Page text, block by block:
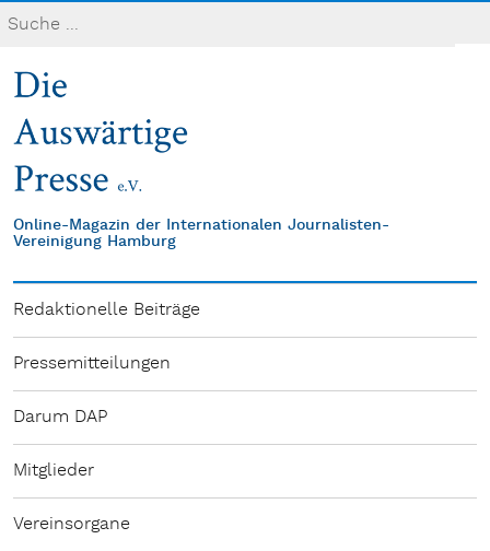
Online-Magazin der Internationalen Journalisten-
Vereinigung Hamburg
Redaktionelle Beiträge
Pressemitteilungen
Darum DAP
Mitglieder
Vereinsorgane